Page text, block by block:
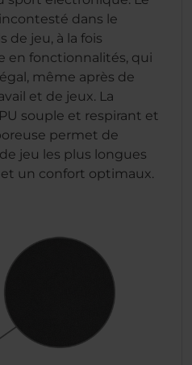
dans le
de jeu, à la fois
en fonctionnalités, qui
même après de
et de jeux. La
souple et respirant et
permet de
jeu les plus longues
un confort optimaux.